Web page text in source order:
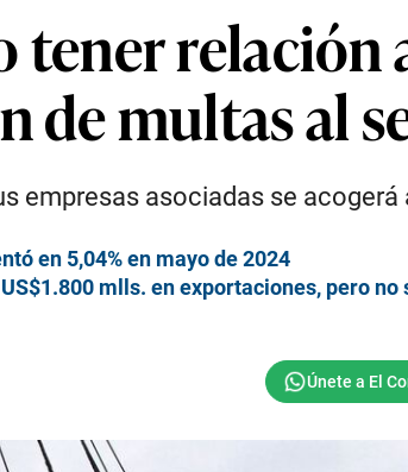
tener
de multas al
empresas asociadas se
en 5,04% en mayo de 2024
mlls. en exportaciones, pero